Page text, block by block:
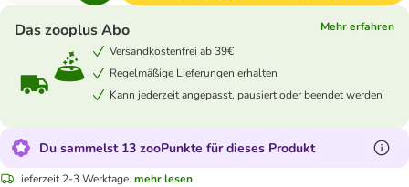
Das zooplus Abo
Mehr erfahren
Versandkostenfrei ab 39€
Regelmäßige Lieferungen erhalten
Kann jederzeit angepasst, pausiert oder beendet werden
Du sammelst 13 zooPunkte für dieses Produkt
Lieferzeit 2-3 Werktage. mehr lesen